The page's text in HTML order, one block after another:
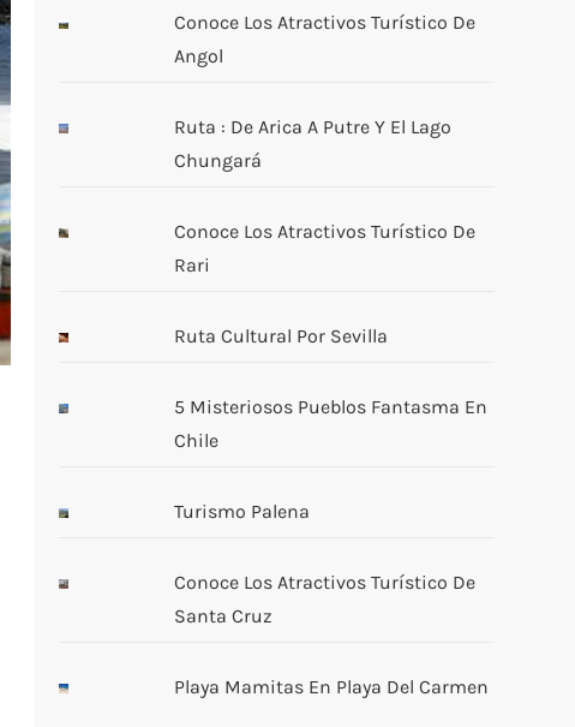
Conoce Los Atractivos Turístico De
Angol
Ruta : De Arica A Putre Y El Lago
Chungará
Conoce Los Atractivos Turístico De
Rari
Ruta Cultural Por Sevilla
5 Misteriosos Pueblos Fantasma En
Chile
Turismo Palena
Conoce Los Atractivos Turístico De
Santa Cruz
Playa Mamitas En Playa Del Carmen